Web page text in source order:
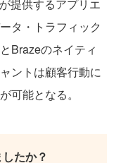
提供するアプリエ
タ・トラフィック
Brazeのネイティ
ントは顧客行動に
可能となる。
たか？